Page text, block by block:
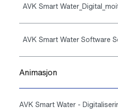
AVK Smart
AVK Smart Water Software
Animasjon
AVK Smart Water -